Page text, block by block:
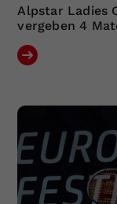
Alpstar Ladies
vergeben 4